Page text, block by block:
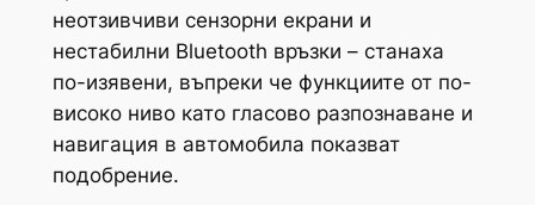
неотзивчиви сензорни екрани и
нестабилни Bluetooth връзки – станаха
по-изявени, въпреки че функциите от по-
високо ниво като гласово разпознаване и
навигация в автомобила показват
подобрение.